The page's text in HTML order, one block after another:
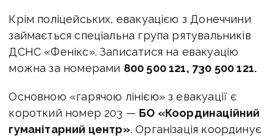
Крім поліцейських, евакуацією з Донеччини
займається спеціальна група рятувальників
ДСНС «Фенікс». Записатися на евакуацію
можна за номерами 800 500 121, 730 500 121.
Основною «гарячою лінією» з евакуації є
короткий номер 203 — БО «Координаційний
гуманітарний центр». Організація координує